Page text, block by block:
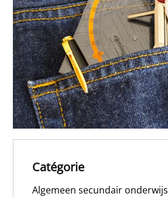
Catégorie
Algemeen secundair onderwijs